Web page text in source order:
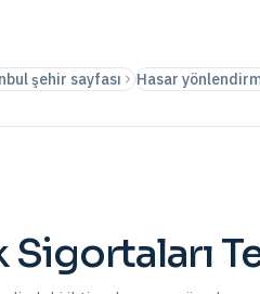
şehir sayfası Hasar